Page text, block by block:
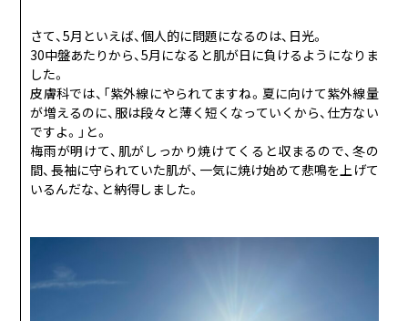
さて、5月といえば、個人的に問題になるのは、日光。
30中盤あたりから、5月になると肌が日に負けるようになりま
した。
皮膚科では、「紫外線にやられてますね。夏に向けて紫外線量
が増えるのに、服は段々と薄く短くなっていくから、仕方ない
ですよ。」と。
梅雨が明けて、肌がしっかり焼けてくると収まるので、冬の
間、長袖に守られていた肌が、一気に焼け始めて悲鳴を上げて
いるんだな、と納得しました。